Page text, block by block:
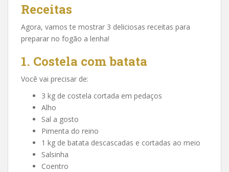
Receitas
Agora, vamos te mostrar 3 deliciosas receitas para
preparar no fogão a lenha!
1. Costela com batata
Você vai precisar de:
3 kg de costela cortada em pedaços
Alho
Sal a gosto
Pimenta do reino
1 kg de batata descascadas e cortadas ao meio
Salsinha
Coentro